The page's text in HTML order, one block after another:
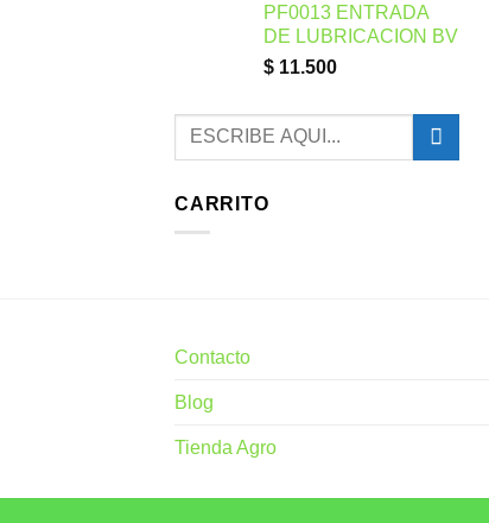
PF0013 ENTRADA
DE LUBRICACION BV
$ 11.500
Buscar
CARRITO
Contacto
Blog
Tienda Agro